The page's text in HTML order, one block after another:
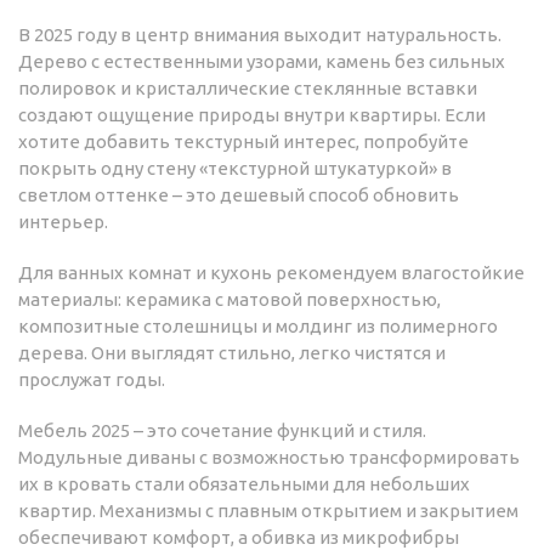
В 2025 году в центр внимания выходит натуральность.
Дерево с естественными узорами, камень без сильных
полировок и кристаллические стеклянные вставки
создают ощущение природы внутри квартиры. Если
хотите добавить текстурный интерес, попробуйте
покрыть одну стену «текстурной штукатуркой» в
светлом оттенке – это дешевый способ обновить
интерьер.
Для ванных комнат и кухонь рекомендуем влагостойкие
материалы: керамика с матовой поверхностью,
композитные столешницы и молдинг из полимерного
дерева. Они выглядят стильно, легко чистятся и
прослужат годы.
Мебель 2025 – это сочетание функций и стиля.
Модульные диваны с возможностью трансформировать
их в кровать стали обязательными для небольших
квартир. Механизмы с плавным открытием и закрытием
обеспечивают комфорт, а обивка из микрофибры